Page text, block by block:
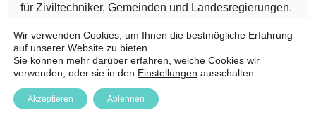
für Ziviltechniker, Gemeinden und Landesregierungen.
und Animation von Civil-Projekten mit 3DS-Max sowie
den Viewer unserer Facility Management-Applikation.
Wir verwenden Cookies, um Ihnen die bestmögliche Erfahrung
auf unserer Website zu bieten.
Sie können mehr darüber erfahren, welche Cookies wir
verwenden, oder sie in den Einstellungen ausschalten.
Akzeptieren Ablehnen